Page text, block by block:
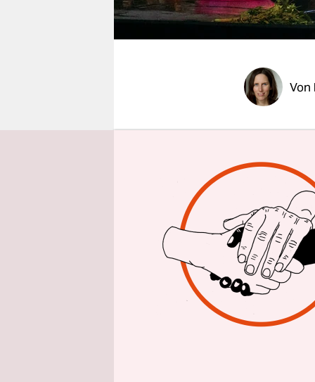
abo
genossenschaft
Von
Seit rund
sie dies
Leben
dieser
und dass
Mensch
Denn was
Sonne
Lektüre
deren